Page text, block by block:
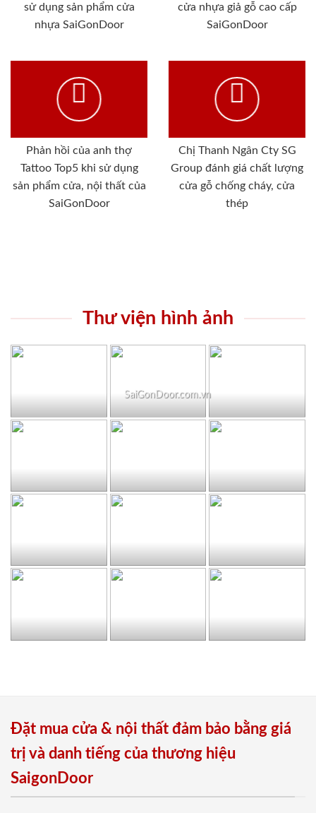
sử dụng sản phẩm cửa
nhựa SaiGonDoor
cửa nhựa giả gỗ cao cấp
SaiGonDoor
Phản hồi của anh thợ
Tattoo Top5 khi sử dụng
sản phẩm cửa, nội thất của
SaiGonDoor
Chị Thanh Ngân Cty SG
Group đánh giá chất lượng
cửa gỗ chống cháy, cửa
thép
Thư viện hình ảnh
SaiGonDoor.com.vn
Đặt mua cửa & nội thất đảm bảo bằng giá
trị và danh tiếng của thương hiệu
SaigonDoor